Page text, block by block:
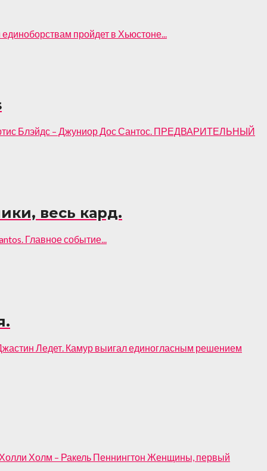
пройдет в Хьюстоне...
Блэйдс – Джуниор Дос Сантос. ПРЕДВАРИТЕЛЬНЫЙ
весь кард.
Главное событие...
Ледет. Камур выигал единогласным решением
Холм – Ракель Пеннингтон Женщины, первый